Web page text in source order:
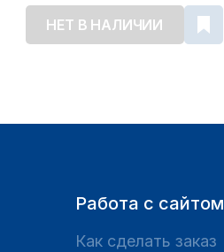
НЕТ В НАЛИЧИИ
Работа с сайтом
Как сделать заказ